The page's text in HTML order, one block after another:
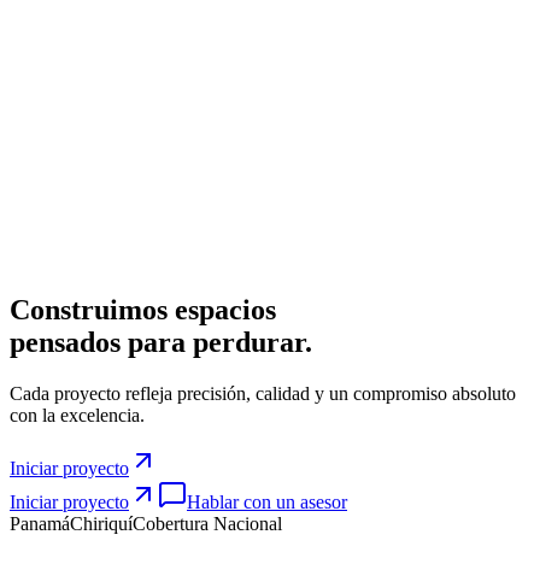
Construimos espacios
pensados para perdurar.
Cada proyecto refleja precisión, calidad y un compromiso absoluto
con la excelencia.
Iniciar proyecto
Iniciar proyecto
Hablar con un asesor
PanamáChiriquíCobertura Nacional